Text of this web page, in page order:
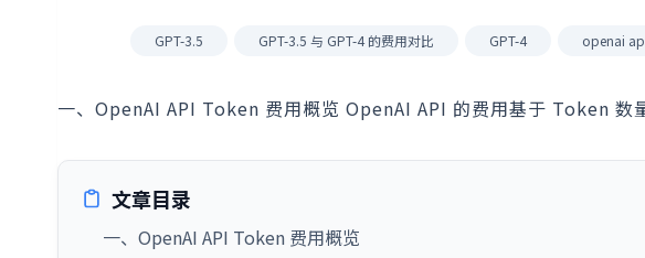
GPT-3.5 GPT-3.5 与 GPT-4 的费用对比 GPT-4 openai
一、OpenAI API Token 费用概览 OpenAI API 的费用基于 Token
文章目录
一、OpenAI API Token 费用概览